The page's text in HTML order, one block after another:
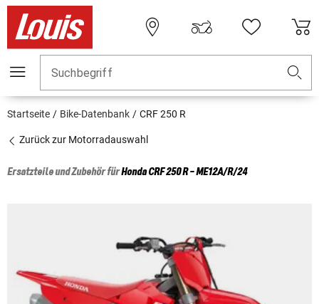
Suchbegriff
Startseite Bike-Datenbank CRF 250 R
Zurück zur Motorradauswahl
Ersatzteile und Zubehör fürHondaCRF 250 R - ME12A/R/24